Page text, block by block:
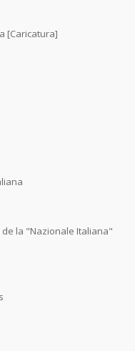
[Caricatura]
la "Nazionale Italiana"